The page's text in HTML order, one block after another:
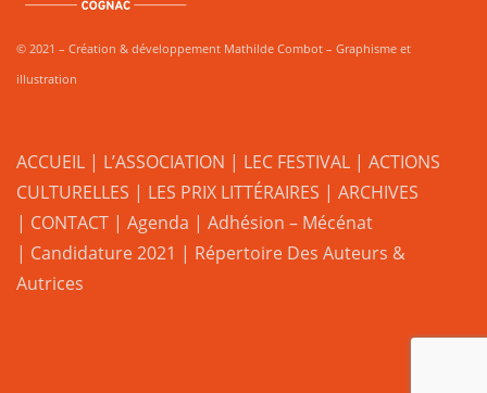
© 2021 – Création & développement Mathilde Combot – Graphisme et
illustration
ACCUEIL | L’ASSOCIATION | LEC FESTIVAL | ACTIONS
CULTURELLES | LES PRIX LITTÉRAIRES | ARCHIVES
| CONTACT | Agenda | Adhésion – Mécénat
| Candidature 2021 | Répertoire Des Auteurs &
Autrices